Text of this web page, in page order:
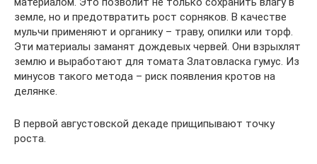
земле, но и предотвратить рост сорняков. В качестве
мульчи применяют и органику – траву, опилки или торф.
Эти материалы заманят дождевых червей. Они взрыхлят
землю и выработают для томата Златовласка гумус. Из
минусов такого метода – риск появления кротов на
делянке.
В первой августовской декаде прищипывают точку
роста.